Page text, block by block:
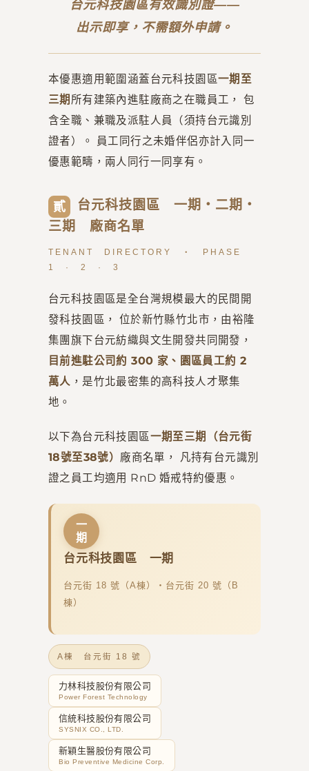
台元科技園區有效識別證——
出示即享，不需額外申請。
本優惠適用範圍涵蓋台元科技園區一期至
三期 所有建築內進駐廠商之在職員工， 包
含全職、兼職及派駐人員（須持台元識別
證者）。 員工同行之未婚伴侶亦計入同一
優惠範疇，兩人同行一同享有。
貳
台元科技園區 一期・二期・
三期 廠商名單
TENANT DIRECTORY ・ PHASE
1 · 2 · 3
台元科技園區是全台灣規模最大的民間開
發科技園區， 位於新竹縣竹北市，由裕隆
集團旗下台元紡織與文生開發共同開發，
目前進駐公司約 300 家、園區員工約 2
萬人 ，是竹北最密集的高科技人才聚集
地。
以下為台元科技園區一期至三期（台元街
18號至38號） 廠商名單， 凡持有台元識別
證之員工均適用 RnD 婚戒特約優惠。
一
期
台元科技園區 一期
台元街 18 號（A棟）・台元街 20 號（B
棟）
A棟 台元街 18 號
力林科技股份有限公司
Power Forest Technology
信統科技股份有限公司
SYSNIX CO., LTD.
新穎生醫股份有限公司
Bio Preventive Medicine Corp.